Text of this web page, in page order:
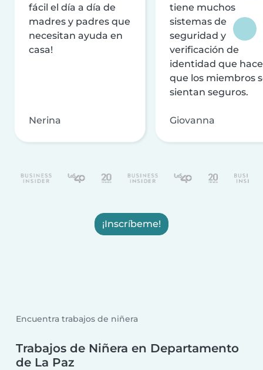
fácil el día a día de
madres y padres que
necesitan ayuda en
casa!
Nerina
tiene muchos
sistemas de
seguridad y
verificación de
identidad que
que los miembros
sientan seguros.
Giovanna
¡Inscríbeme!
Encuentra trabajos de niñera
Trabajos de Niñera en Departamento
de La Paz